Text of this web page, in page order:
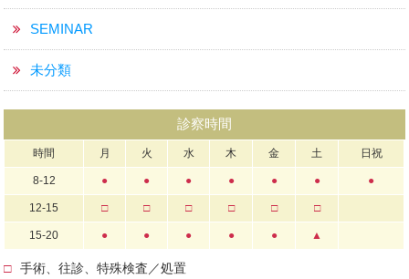
SEMINAR
未分類
診察時間
時間 月 火 水 木 金 土 日祝
8-12 ● ● ● ● ● ● ●
12-15 □ □ □ □ □ □
15-20 ● ● ● ● ● ▲
□
手術、往診、特殊検査／処置